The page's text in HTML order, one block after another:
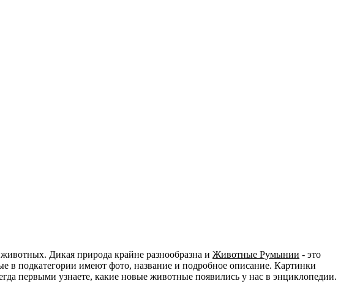
Дикая природа крайне разнообразна и Животные Румынии - это
в подкатегории имеют фото, название и подробное описание. Картинки
первыми узнаете, какие новые животные появились у нас в энциклопедии.